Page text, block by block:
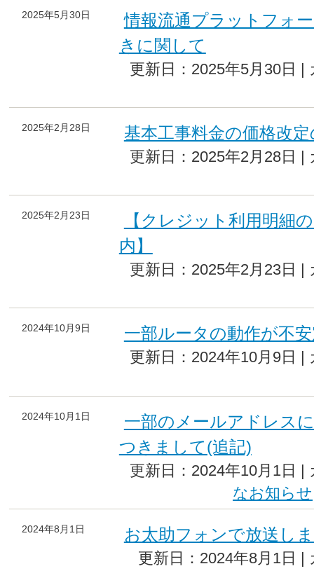
2025年5月30日
情報流通プラットフォ
きに関して
更新日：2025年5月30日 |
2025年2月28日 基本工事料金の価格改
更新日：2025年2月28日 |
2025年2月23日
【クレジット利用明細
内】
更新日：2025年2月23日 |
2024年10月9日 一部ルータの動作が不
更新日：2024年10月9日 |
2024年10月1日
一部のメールアドレス
つきまして(追記)
更新日：2024年10月1日 |
なお知らせ
2024年8月1日 お太助フォンで放送し
更新日：2024年8月1日 |